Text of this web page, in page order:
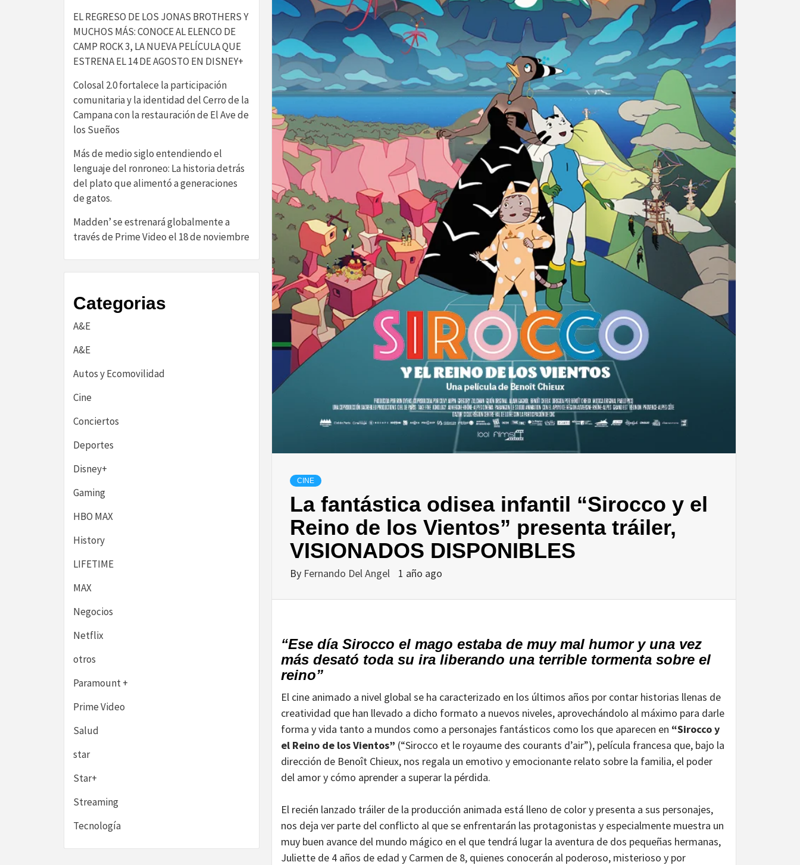
CINE
La fantástica odisea infantil “Sirocco y el
Reino de los Vientos” presenta tráiler,
VISIONADOS DISPONIBLES
By Fernando Del Angel 1 año ago
“Ese día Sirocco el mago estaba de muy mal humor y una vez
más desató toda su ira liberando una terrible tormenta sobre el
reino”
El cine animado a nivel global se ha caracterizado en los últimos años por contar historias llenas de
creatividad que han llevado a dicho formato a nuevos niveles, aprovechándolo al máximo para darle
forma y vida tanto a mundos como a personajes fantásticos como los que aparecen en “Sirocco y
el Reino de los Vientos” (“Sirocco et le royaume des courants d’air”), película francesa que, bajo la
dirección de Benoît Chieux, nos regala un emotivo y emocionante relato sobre la familia, el poder
del amor y cómo aprender a superar la pérdida.
El recién lanzado tráiler de la producción animada está lleno de color y presenta a sus personajes,
nos deja ver parte del conflicto al que se enfrentarán las protagonistas y especialmente muestra un
muy buen avance del mundo mágico en el que tendrá lugar la aventura de dos pequeñas hermanas,
Juliette de 4 años de edad y Carmen de 8, quienes conocerán al poderoso, misterioso y por
EL REGRESO DE LOS JONAS BROTHERS Y
MUCHOS MÁS: CONOCE AL ELENCO DE
CAMP ROCK 3, LA NUEVA PELÍCULA QUE
ESTRENA EL 14 DE AGOSTO EN DISNEY+
Colosal 2.0 fortalece la participación
comunitaria y la identidad del Cerro de la
Campana con la restauración de El Ave de
los Sueños
Más de medio siglo entendiendo el
lenguaje del ronroneo: La historia detrás
del plato que alimentó a generaciones
de gatos.
Madden’ se estrenará globalmente a
través de Prime Video el 18 de noviembre
Categorias
A&E
A&E
Autos y Ecomovilidad
Cine
Conciertos
Deportes
Disney+
Gaming
HBO MAX
History
LIFETIME
MAX
Negocios
Netflix
otros
Paramount +
Prime Video
Salud
star
Star+
Streaming
Tecnología